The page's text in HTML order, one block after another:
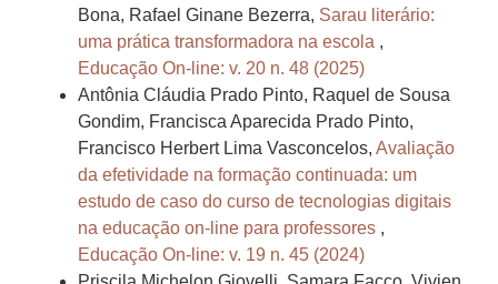
Bona, Rafael Ginane Bezerra, Sarau literário:
uma prática transformadora na escola ,
Educação On-line: v. 20 n. 48 (2025)
Antônia Cláudia Prado Pinto, Raquel de Sousa
Gondim, Francisca Aparecida Prado Pinto,
Francisco Herbert Lima Vasconcelos, Avaliação
da efetividade na formação continuada: um
estudo de caso do curso de tecnologias digitais
na educação on-line para professores ,
Educação On-line: v. 19 n. 45 (2024)